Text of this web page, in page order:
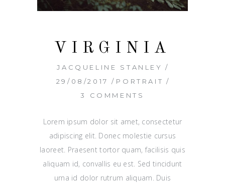
VIRGINIA
JACQUELINE STANLEY
29/08/2017
PORTRAIT
3 COMMENTS
Lorem ipsum dolor sit amet, consectetur
adipiscing elit. Donec molestie cursus
laoreet. Praesent tortor quam, facilisis quis
aliquam id, convallis eu est. Sed tincidunt
urna id dolor rutrum aliquam. Duis